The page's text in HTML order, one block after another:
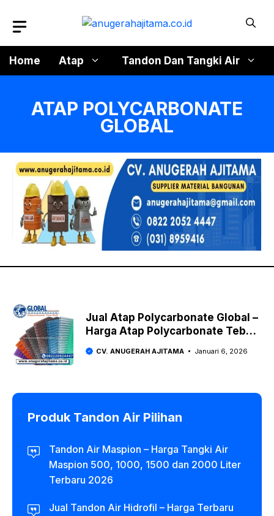
Home
Atap Tandon Dan Tangki Air
ATAP POLYCARBONATE
GLOBAL
Jual Atap Polycarbonate Global –
Harga Atap Polycarbonate Tebal
CV. ANUGERAH AJITAMA Januari 6, 2026
Produk Tandon Air Pilihan
Tandon Air Maspion – Harga Tangki Air
Maspion 500, 1000, 1500 dan 2000 Liter
Terbaru 2026
Jual Tandon Air Hidrofil – Harga Terbaru